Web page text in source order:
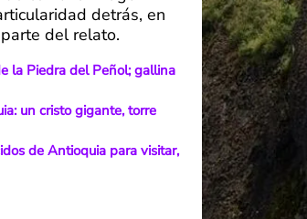
detrás, en
del relato.
la Piedra del Peñol; gallina
un cristo gigante, torre
de Antioquia para visitar,